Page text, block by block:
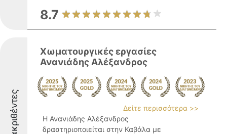
8.7
Διακριθέντες
Χωματουργικές εργασίες
Ανανιάδης Αλέξανδρος
Δείτε περισσότερα >>
Η Ανανιάδης Αλέξανδρος
δραστηριοποιείται στην Καβάλα με